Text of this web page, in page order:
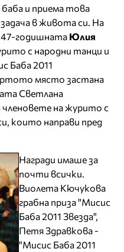
и приема това
в живота си. На
годишната Юлия
с народни танци и
Баба 2011
място застана
Светлана
на журито с
които направи пред
Награди имаше за
почти всички.
Виолета Кючукова
грабна приза "Мисис
Баба 2011 Звезда",
Петя Здравкова -
"Мисис Баба 2011